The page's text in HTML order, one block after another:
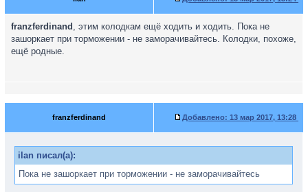
franzferdinand , этим колодкам ещё ходить и ходить. Пока не
зашоркает при торможении - не заморачивайтесь. Колодки, похоже,
ещё родные.
franzferdinand Добавлено: 13 мар 2017, 13:28
ilan писал(а):
Пока не зашоркает при торможении - не заморачивайтесь